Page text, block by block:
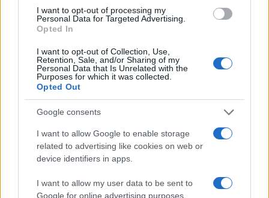
I want to opt-out of processing my
Personal Data for Targeted Advertising.
Opted In
I want to opt-out of Collection, Use,
Retention, Sale, and/or Sharing of my
Personal Data that Is Unrelated with the
Purposes for which it was collected.
Opted Out
Google consents
I want to allow Google to enable storage
related to advertising like cookies on web or
device identifiers in apps.
I want to allow my user data to be sent to
Google for online advertising purposes.
Itt az ÉVOSZ megoldása a hőhullámok és
az energiakrízis kezelésére
Országos hírek
Miért éri meg Afrikában utat építeni?
tudni kell
Kultúra
Kihívások labirintusában